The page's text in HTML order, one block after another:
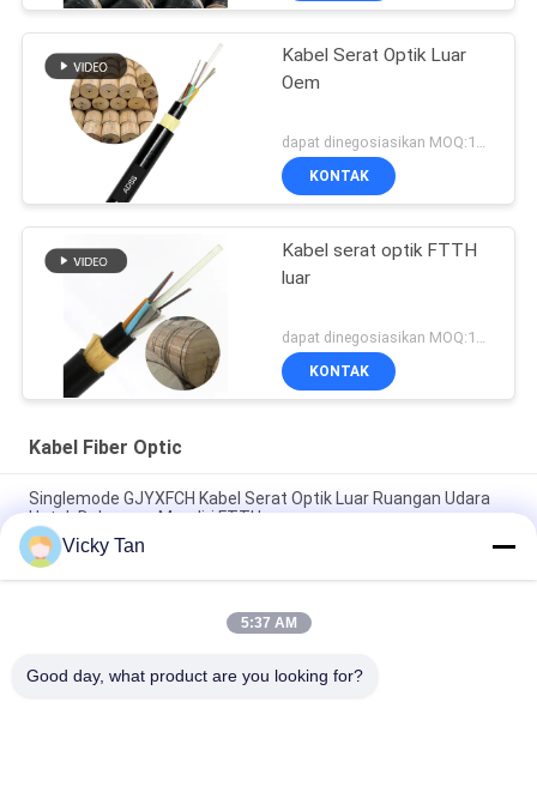
Kabel Serat Optik Luar
Oem
dapat dinegosiasikan MOQ:1000
KONTAK
Kabel serat optik FTTH
luar
dapat dinegosiasikan MOQ:1000
KONTAK
Kabel Fiber Optic
Singlemode GJYXFCH Kabel Serat Optik Luar Ruangan Udara
Untuk Dukungan Mandiri FTTH
Kabel Serat Optik Selubung Ganda ADSS 24 Core 48 Core 96
Core
GYXTC8S 12 24 Core G652D Outdoor Fiber Patch Cable Self
Vicky Tan
5:37 AM
Good day, what product are you looking for?